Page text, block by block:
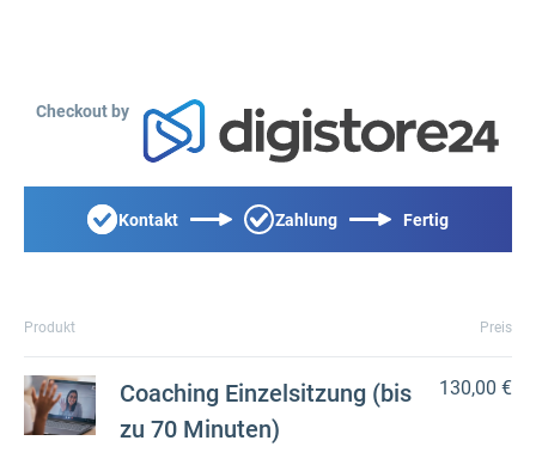
Checkout by
Kontakt Zahlung Fertig
Produkt Preis
Coaching Einzelsitzung (bis
zu 70 Minuten)
130,00 €